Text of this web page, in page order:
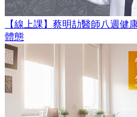
【線上課】蔡明劼醫師八週健
體態